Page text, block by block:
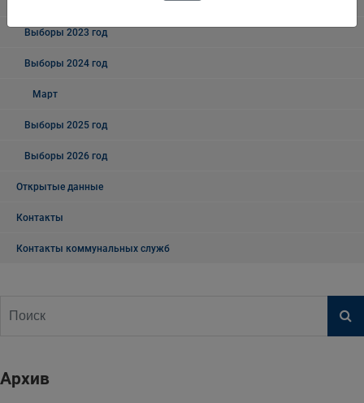
Выборы 2023 год
Выборы 2024 год
Март
Выборы 2025 год
Выборы 2026 год
Открытые данные
Контакты
Контакты коммунальных служб
Архив